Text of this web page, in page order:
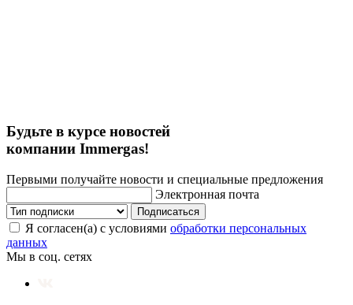
Будьте в курсе новостей
компании Immergas!
Первыми получайте новости и специальные предложения
Электронная почта
Подписаться
Я согласен(а) с условиями обработки персональных
данных
Мы в соц. сетях